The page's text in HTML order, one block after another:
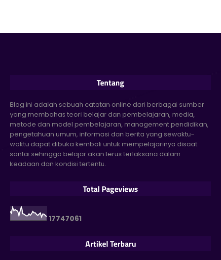
Tentang
Blog ini adalah sebuah catatan online dari berbagai sumber
yang membahas teori belajar dan pembelajaran, media,
metode dan model pembelajaran, management pendidikan,
pengetahuan umum, informasi dan berita yang sewaktu-
waktu dapat dibuka kembali untuk mempelajarinya disaat
santai sehingga belajar akan terus terlaksana dalam
keadaan dan kondisi tertentu.
Total Pageviews
17747061
Artikel Terbaru